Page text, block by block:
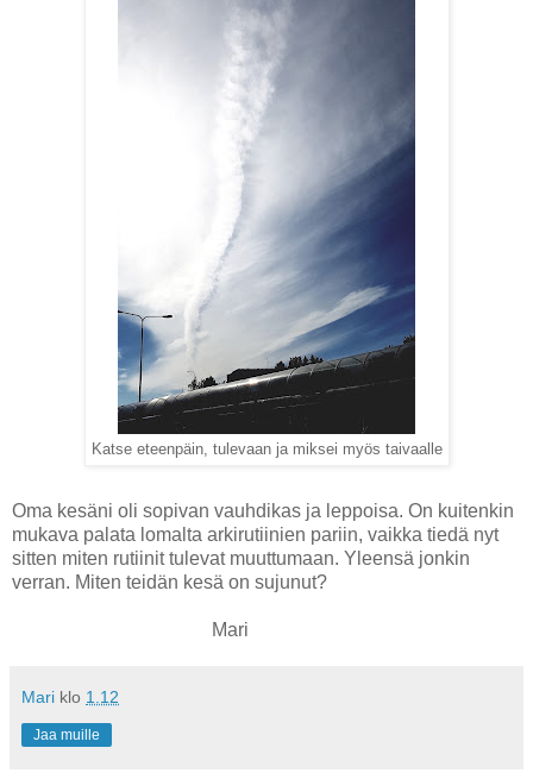
Katse eteenpäin, tulevaan ja miksei myös taivaalle
Oma kesäni oli sopivan vauhdikas ja leppoisa. On kuitenkin
mukava palata lomalta arkirutiinien pariin, vaikka tiedä nyt
sitten miten rutiinit tulevat muuttumaan. Yleensä jonkin
verran. Miten teidän kesä on sujunut?
Mari
Mari klo 1.12
Jaa muille